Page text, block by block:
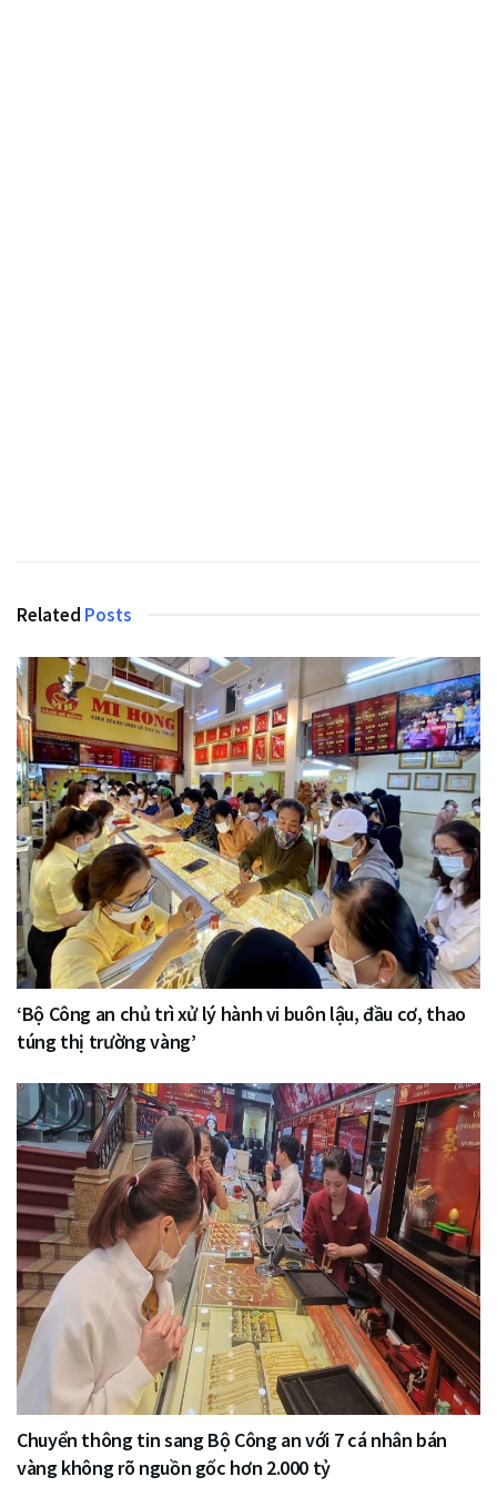
Related Posts
‘Bộ Công an chủ trì xử lý hành vi buôn lậu, đầu cơ, thao
túng thị trường vàng’
Chuyển thông tin sang Bộ Công an với 7 cá nhân bán
vàng không rõ nguồn gốc hơn 2.000 tỷ